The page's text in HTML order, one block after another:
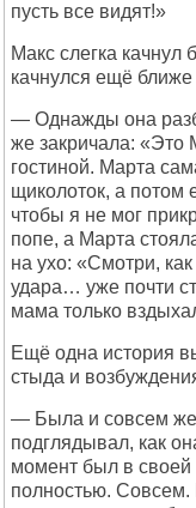
пусть все видят!»
Макс слегка
качнулся ещё ближе
— Однажды она
же закричала: «Это
гостиной. Марта
щиколоток, а потом
чтобы я не мог
попе, а Марта
на ухо: «Смотри,
удара… уже почти
мама только
Ещё одна история
стыда и
— Была и совсем
подглядывал, как
момент был в своей
полностью.